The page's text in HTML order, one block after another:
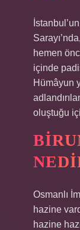
hemen
içinde
Hümâyun
oluştuğu
Osmanlı
hazine
hazine